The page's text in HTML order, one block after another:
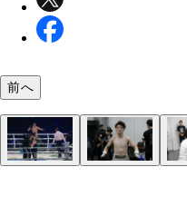
健太トレーナー
前へ